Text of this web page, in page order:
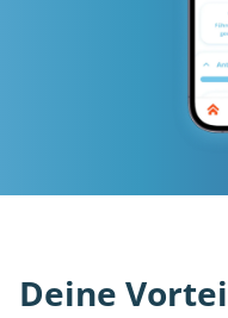
Deine